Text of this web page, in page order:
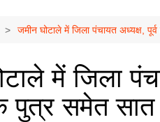
जमीन घोटाले में जिला पंचायत अध्यक्ष,
में जिला
पुत्र समेत